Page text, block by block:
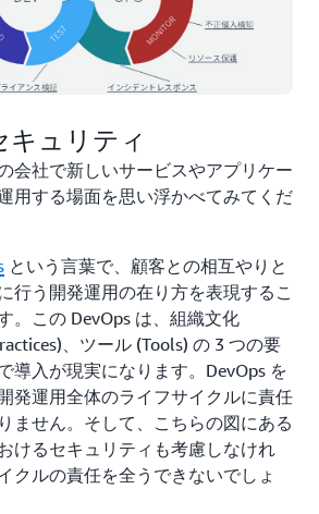
キュリティ
会社で新しいサービスやアプリケー
用する場面を思い浮かべてみてくだ
という言葉で、顧客との相互やりと
行う開発運用の在り方を表現するこ
。この DevOps は、組織文化
、ツール (Tools) の 3 つの要
導入が現実になります。DevOps を
発運用全体のライフサイクルに責任
ません。そして、こちらの図にある
けるセキュリティも考慮しなけれ
クルの責任を全うできないでしょ